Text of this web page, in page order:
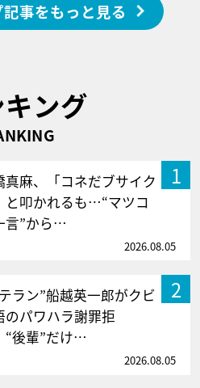
事をもっと見る
ング
1
真麻、「コネだブサイク
と叩かれるも…“マツコ
言”から…
2026.08.05
2
ラン”船越英一郎がクビ
のパワハラ謝罪拒
“後輩”だけ…
2026.08.05